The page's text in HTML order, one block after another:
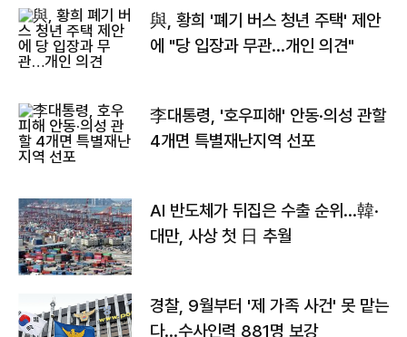
與, 황희 '폐기 버스 청년 주택' 제안
에 "당 입장과 무관…개인 의견"
李대통령, '호우피해' 안동·의성 관할
4개면 특별재난지역 선포
AI 반도체가 뒤집은 수출 순위…韓·
대만, 사상 첫 日 추월
경찰, 9월부터 '제 가족 사건' 못 맡는
다…수사인력 881명 보강